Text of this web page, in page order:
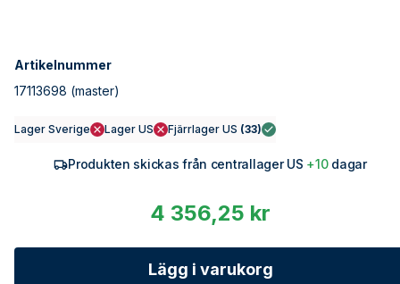
Artikelnummer
17113698 (master)
Lager Sverige Lager US Fjärrlager US (33)
Produkten skickas från centrallager US +10 dagar
4 356,25 kr
Lägg i varukorg